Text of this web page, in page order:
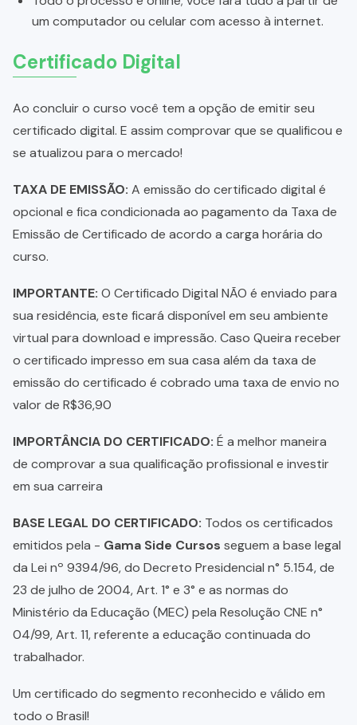
um computador ou celular com acesso à internet.
Certificado Digital
Ao concluir o curso você tem a opção de emitir seu
certificado digital. E assim comprovar que se qualificou e
se atualizou para o mercado!
TAXA DE EMISSÃO: A emissão do certificado digital é
opcional e fica condicionada ao pagamento da Taxa de
Emissão de Certificado de acordo a carga horária do
curso.
IMPORTANTE: O Certificado Digital NÃO é enviado para
sua residência, este ficará disponível em seu ambiente
virtual para download e impressão. Caso Queira receber
o certificado impresso em sua casa além da taxa de
emissão do certificado é cobrado uma taxa de envio no
valor de R$36,90
IMPORTÂNCIA DO CERTIFICADO: É a melhor maneira
de comprovar a sua qualificação profissional e investir
em sua carreira
BASE LEGAL DO CERTIFICADO: Todos os certificados
emitidos pela - Gama Side Cursos seguem a base legal
da Lei nº 9394/96, do Decreto Presidencial n° 5.154, de
23 de julho de 2004, Art. 1° e 3° e as normas do
Ministério da Educação (MEC) pela Resolução CNE n°
04/99, Art. 11, referente a educação continuada do
trabalhador.
Um certificado do segmento reconhecido e válido em
todo o Brasil!